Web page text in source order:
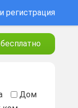
регистрация
Дом